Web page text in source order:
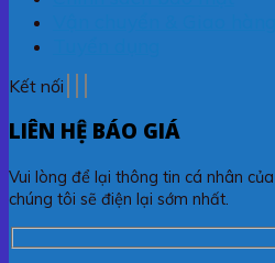
Kết nối
LIÊN HỆ BÁO GIÁ
Vui lòng để lại thông tin cá nhân
chúng tôi sẽ điện lại sớm nhất.